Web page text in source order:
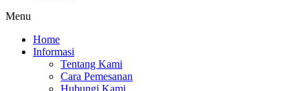
Menu
Home
Informasi
Tentang Kami
Cara Pemesanan
Hubungi Kami